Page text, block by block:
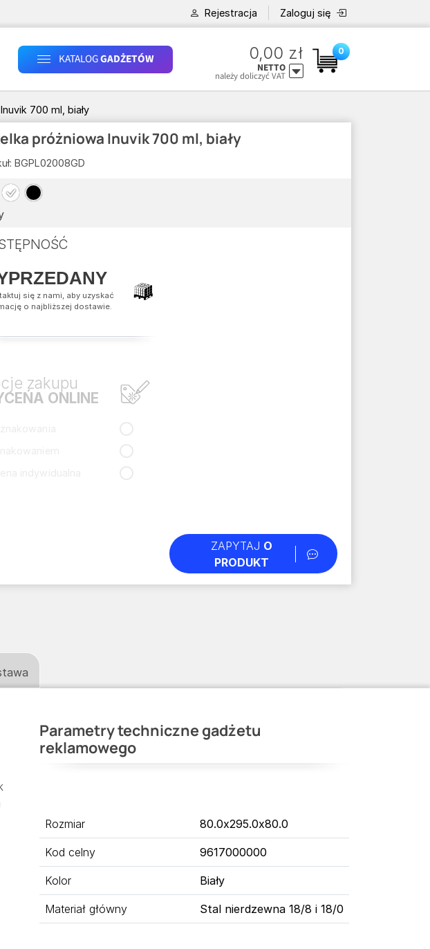
Rejestracja Zaloguj się
KATALOGGADŻETÓW 0,00 zł
NETTO
należy doliczyć VAT
0
700 ml, biały
próżniowa Inuvik 700 ml, biały
Parametry techniczne gadżetu
reklamowego
Rozmiar 80.0x295.0x80.0
Kod celny 9617000000
Kolor Biały
Materiał główny Stal nierdzewna 18/8 i 18/0
BGPL02008GD
się z nami, aby uzyskać
o najbliższej dostawie.
zakupu
ONLINE
ZAPYTAJ O
PRODUKT